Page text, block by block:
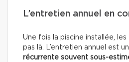
L’entretien annuel en
Une fois la piscine installée, les
pas là. L’entretien annuel est
récurrente souvent sous-